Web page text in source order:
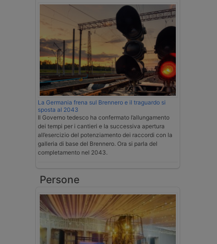
La Germania frena sul Brennero e il traguardo si
sposta al 2043
Il Governo tedesco ha confermato l’allungamento
dei tempi per i cantieri e la successiva apertura
all’esercizio del potenziamento dei raccordi con la
galleria di base del Brennero. Ora si parla del
completamento nel 2043.
Persone